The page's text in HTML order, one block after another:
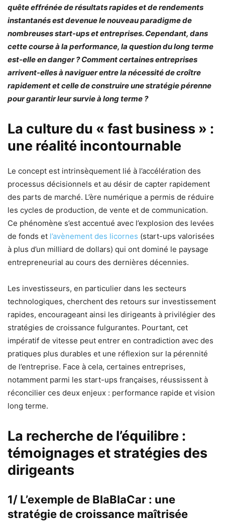
quête effrénée de résultats rapides et de rendements
instantanés est devenue le nouveau paradigme de
nombreuses start-ups et entreprises. Cependant, dans
cette course à la performance, la question du long terme
est-elle en danger ? Comment certaines entreprises
arrivent-elles à naviguer entre la nécessité de croître
rapidement et celle de construire une stratégie pérenne
pour garantir leur survie à long terme ?
La culture du « fast business » :
une réalité incontournable
Le concept est intrinsèquement lié à l’accélération des
processus décisionnels et au désir de capter rapidement
des parts de marché. L’ère numérique a permis de réduire
les cycles de production, de vente et de communication.
Ce phénomène s’est accentué avec l’explosion des levées
de fonds et l’avènement des licornes (start-ups valorisées
à plus d’un milliard de dollars) qui ont dominé le paysage
entrepreneurial au cours des dernières décennies.
Les investisseurs, en particulier dans les secteurs
technologiques, cherchent des retours sur investissement
rapides, encourageant ainsi les dirigeants à privilégier des
stratégies de croissance fulgurantes. Pourtant, cet
impératif de vitesse peut entrer en contradiction avec des
pratiques plus durables et une réflexion sur la pérennité
de l’entreprise. Face à cela, certaines entreprises,
notamment parmi les start-ups françaises, réussissent à
réconcilier ces deux enjeux : performance rapide et vision
long terme.
La recherche de l’équilibre :
témoignages et stratégies des
dirigeants
1/ L’exemple de BlaBlaCar : une
stratégie de croissance maîtrisée